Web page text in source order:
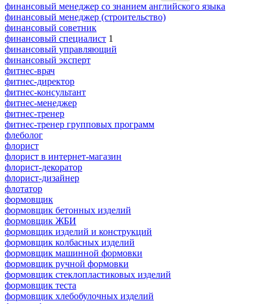
финансовый менеджер со знанием английского языка
финансовый менеджер (строительство)
финансовый советник
финансовый специалист 1
финансовый управляющий
финансовый эксперт
фитнес-врач
фитнес-директор
фитнес-консультант
фитнес-менеджер
фитнес-тренер
фитнес-тренер групповых программ
флеболог
флорист
флорист в интернет-магазин
флорист-декоратор
флорист-дизайнер
флотатор
формовщик
формовщик бетонных изделий
формовщик ЖБИ
формовщик изделий и конструкций
формовщик колбасных изделий
формовщик машинной формовки
формовщик ручной формовки
формовщик стеклопластиковых изделий
формовщик теста
формовщик хлебобулочных изделий